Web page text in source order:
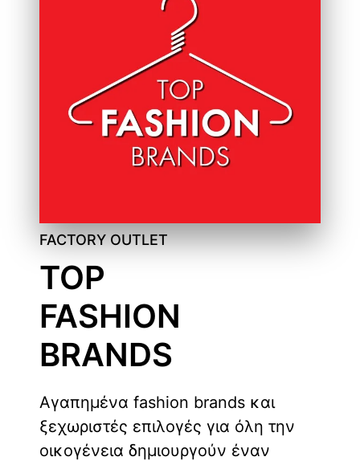
FACTORY OUTLET
TOP
FASHION
BRANDS
Αγαπημένα fashion brands και
ξεχωριστές επιλογές για όλη την
οικογένεια δημιουργούν έναν